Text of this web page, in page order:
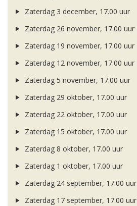
Zaterdag 3 december, 17.00 uur
Zaterdag 26 november, 17.00 uur
Zaterdag 19 november, 17.00 uur
Zaterdag 12 november, 17.00 uur
Zaterdag 5 november, 17.00 uur
Zaterdag 29 oktober, 17.00 uur
Zaterdag 22 oktober, 17.00 uur
Zaterdag 15 oktober, 17.00 uur
Zaterdag 8 oktober, 17.00 uur
Zaterdag 1 oktober, 17.00 uur
Zaterdag 24 september, 17.00 uur
Zaterdag 17 september, 17.00 uur